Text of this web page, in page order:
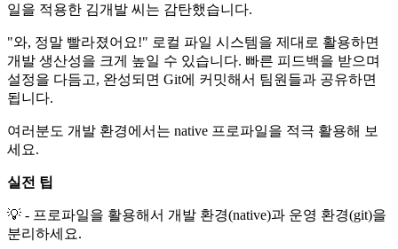
일을 적용한 김개발 씨는 감탄했습니다.
"와, 정말 빨라졌어요!" 로컬 파일 시스템을 제대로 활용하면
개발 생산성을 크게 높일 수 있습니다. 빠른 피드백을 받으며
설정을 다듬고, 완성되면 Git에 커밋해서 팀원들과 공유하면
됩니다.
여러분도 개발 환경에서는 native 프로파일을 적극 활용해 보
세요.
실전 팁
💡 - 프로파일을 활용해서 개발 환경(native)과 운영 환경(git)을
분리하세요.